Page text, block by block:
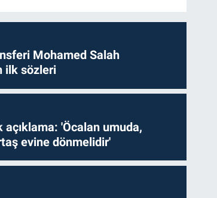
Mohamed Salah
ilk sözleri
'Öcalan umuda,
evine dönmelidir'